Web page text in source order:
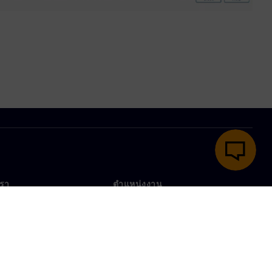
า ตำแหน่งงาน